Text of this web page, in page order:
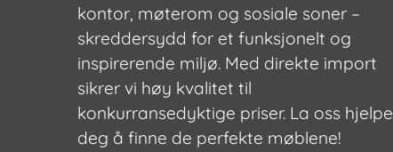
kontor, møterom og sosiale soner –
skreddersydd for et funksjonelt og
inspirerende miljø. Med direkte import
sikrer vi høy kvalitet til
konkurransedyktige priser. La oss hjelpe
deg å finne de perfekte møblene!